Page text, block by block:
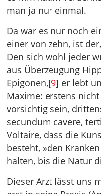
man ja nur einmal.
Da war es nur noch
einer von zehn, ist
Den sich wohl jeder
aus Überzeugung
Epigonen,[9] er lebt
Maxime: erstens
vorsichtig sein,
secundum cavere,
Voltaire, dass die
besteht, »den
halten, bis die Natur
Dieser Arzt lässt uns